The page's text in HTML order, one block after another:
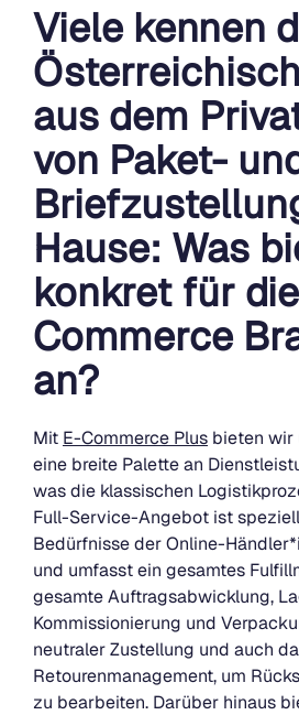
Viele kennen
aus dem
von Paket-
Hause: Was
konkret für
Commerce
an?
Mit E-Commerce Plus bieten wir
eine breite Palette an
was die klassischen
Full-Service-Angebot ist
Bedürfnisse der Online-
und umfasst ein gesamtes
gesamte Auftragsabwicklung,
Kommissionierung und
neutraler Zustellung und auch
Retourenmanagement, um
zu bearbeiten. Darüber hinaus